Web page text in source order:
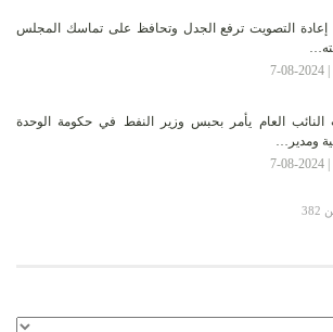
إعادة التصويت ترفع الجدل وتحافظ على تماسك المجلس
العام يأمر بحبس وزير النفط في حكومة الوحدة
ومدير…